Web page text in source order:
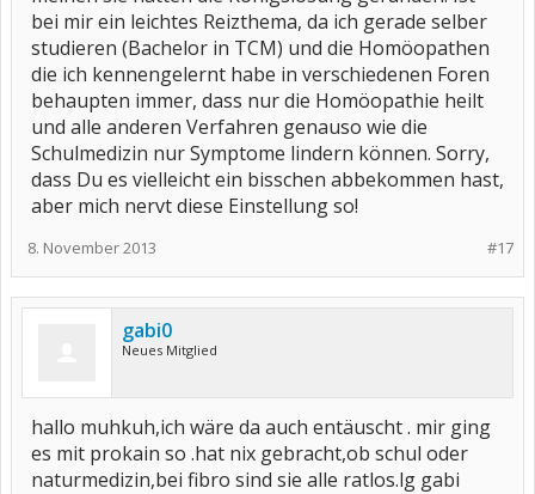
bei mir ein leichtes Reizthema, da ich gerade selber
studieren (Bachelor in TCM) und die Homöopathen
die ich kennengelernt habe in verschiedenen Foren
behaupten immer, dass nur die Homöopathie heilt
und alle anderen Verfahren genauso wie die
Schulmedizin nur Symptome lindern können. Sorry,
dass Du es vielleicht ein bisschen abbekommen hast,
aber mich nervt diese Einstellung so!
#17
8. November 2013
gabi0
Neues Mitglied
hallo muhkuh,ich wäre da auch entäuscht . mir ging
es mit prokain so .hat nix gebracht,ob schul oder
naturmedizin,bei fibro sind sie alle ratlos.lg gabi